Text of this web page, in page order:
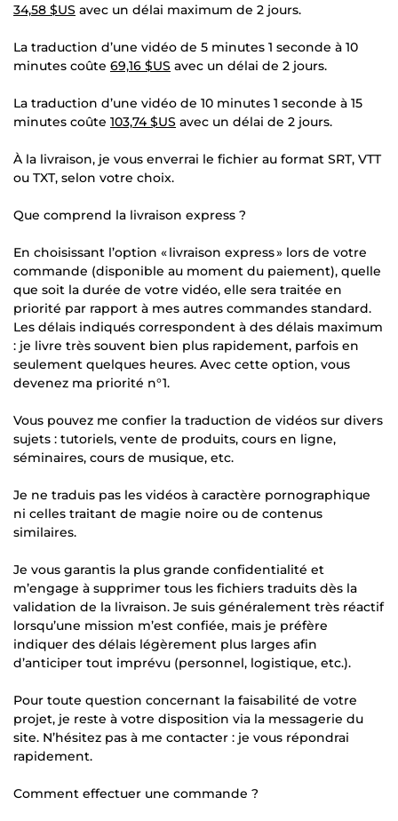
34,58 $US avec un délai maximum de 2 jours.
La traduction d’une vidéo de 5 minutes 1 seconde à 10
minutes coûte 69,16 $US avec un délai de 2 jours.
La traduction d’une vidéo de 10 minutes 1 seconde à 15
minutes coûte 103,74 $US avec un délai de 2 jours.
À la livraison, je vous enverrai le fichier au format SRT, VTT
ou TXT, selon votre choix.
Que comprend la livraison express ?
En choisissant l’option « livraison express » lors de votre
commande (disponible au moment du paiement), quelle
que soit la durée de votre vidéo, elle sera traitée en
priorité par rapport à mes autres commandes standard.
Les délais indiqués correspondent à des délais maximum
: je livre très souvent bien plus rapidement, parfois en
seulement quelques heures. Avec cette option, vous
devenez ma priorité n°1.
Vous pouvez me confier la traduction de vidéos sur divers
sujets : tutoriels, vente de produits, cours en ligne,
séminaires, cours de musique, etc.
Je ne traduis pas les vidéos à caractère pornographique
ni celles traitant de magie noire ou de contenus
similaires.
Je vous garantis la plus grande confidentialité et
m’engage à supprimer tous les fichiers traduits dès la
validation de la livraison. Je suis généralement très réactif
lorsqu’une mission m’est confiée, mais je préfère
indiquer des délais légèrement plus larges afin
d’anticiper tout imprévu (personnel, logistique, etc.).
Pour toute question concernant la faisabilité de votre
projet, je reste à votre disposition via la messagerie du
site. N’hésitez pas à me contacter : je vous répondrai
rapidement.
Comment effectuer une commande ?